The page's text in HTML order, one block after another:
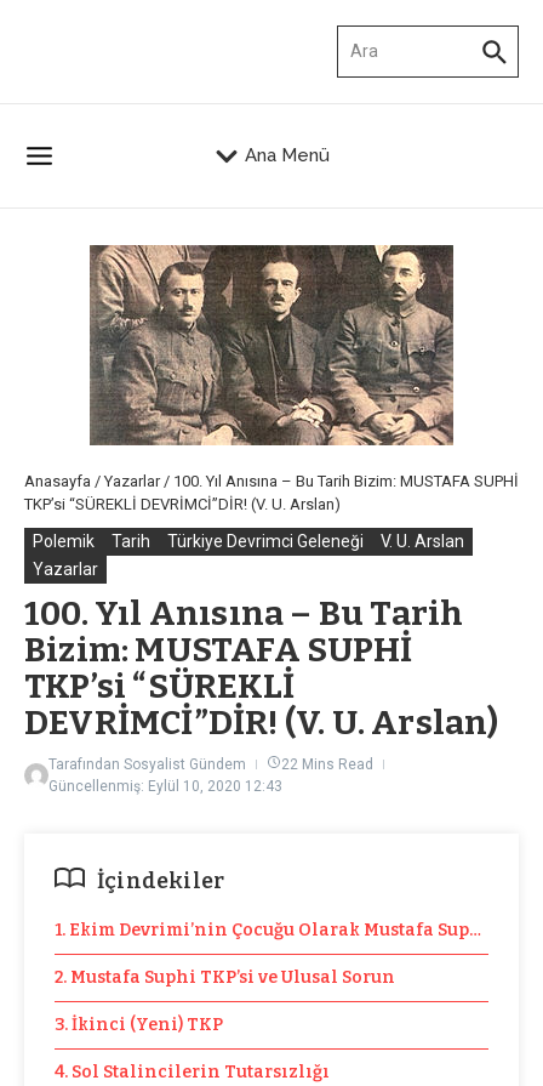
Ana Menü
Anasayfa /Yazarlar/ 100. Yıl Anısına – Bu Tarih Bizim: MUSTAFA SUPHİ
TKP’si “SÜREKLİ DEVRİMCİ”DİR! (V. U. Arslan)
Polemik Tarih Türkiye Devrimci Geleneği
V. U. Arslan
Yazarlar
100. Yıl Anısına – Bu Tarih
Bizim: MUSTAFA SUPHİ
TKP’si “SÜREKLİ
DEVRİMCİ”DİR! (V. U. Arslan)
Tarafından Sosyalist Gündem
22 Mins Read
Güncellenmiş: Eylül 10, 2020 12:43
İçindekiler
1. Ekim Devrimi’nin Çocuğu Olarak Mustafa Suphi
2. Mustafa Suphi TKP’si ve Ulusal Sorun
3. İkinci (Yeni) TKP
4. Sol Stalincilerin Tutarsızlığı